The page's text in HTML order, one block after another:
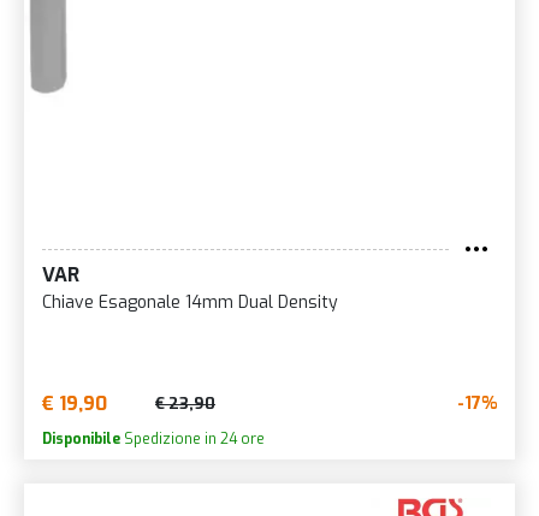
VAR
Chiave Esagonale 14mm Dual Density
€ 19,90 € 23,90 -17%
Disponibile Spedizione in 24 ore